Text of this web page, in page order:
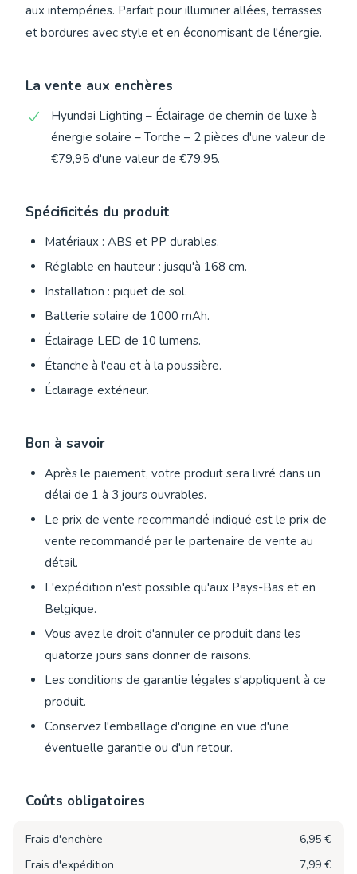
aux intempéries. Parfait pour illuminer allées, terrasses
et bordures avec style et en économisant de l'énergie.
La vente aux enchères
Hyundai Lighting – Éclairage de chemin de luxe à
énergie solaire – Torche – 2 pièces d'une valeur de
€79,95 d'une valeur de €79,95.
Spécificités du produit
Matériaux : ABS et PP durables.
Réglable en hauteur : jusqu'à 168 cm.
Installation : piquet de sol.
Batterie solaire de 1000 mAh.
Éclairage LED de 10 lumens.
Étanche à l'eau et à la poussière.
Éclairage extérieur.
Bon à savoir
Après le paiement, votre produit sera livré dans un
délai de 1 à 3 jours ouvrables.
Le prix de vente recommandé indiqué est le prix de
vente recommandé par le partenaire de vente au
détail.
L'expédition n'est possible qu'aux Pays-Bas et en
Belgique.
Vous avez le droit d'annuler ce produit dans les
quatorze jours sans donner de raisons.
Les conditions de garantie légales s'appliquent à ce
produit.
Conservez l'emballage d'origine en vue d'une
éventuelle garantie ou d'un retour.
Coûts obligatoires
Frais d'enchère
6,95 €
Frais d'expédition
7,99 €